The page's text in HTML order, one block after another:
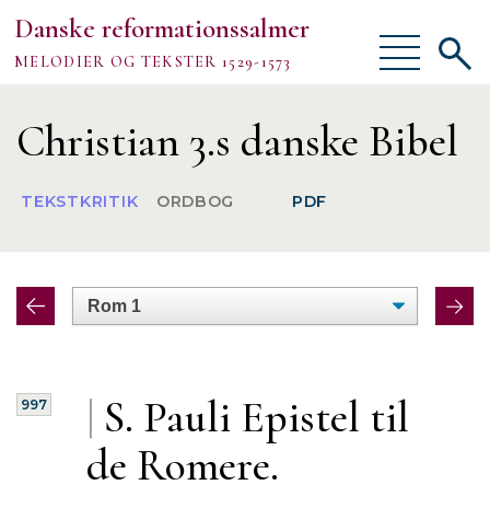
Danske reformationssalmer
MELODIER OG TEKSTER 1529-1573
Vis/skjul
menu
Om
TEKSTER
MELODIER
Vis/
Christian 3.s danske Bibel
TEKSTKRITIK ORDBOG PDF
|
997 S. Pauli Epistel til
de Romere.